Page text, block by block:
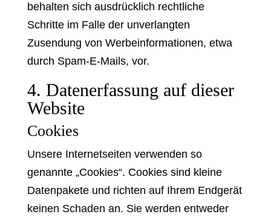
behalten sich ausdrücklich rechtliche
Schritte im Falle der unverlangten
Zusendung von Werbeinformationen, etwa
durch Spam-E-Mails, vor.
4. Datenerfassung auf dieser
Website
Cookies
Unsere Internetseiten verwenden so
genannte „Cookies“. Cookies sind kleine
Datenpakete und richten auf Ihrem Endgerät
keinen Schaden an. Sie werden entweder